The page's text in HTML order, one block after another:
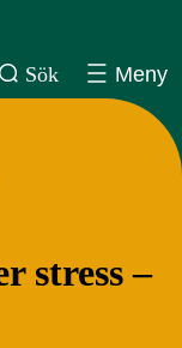
Sök Meny
stress –